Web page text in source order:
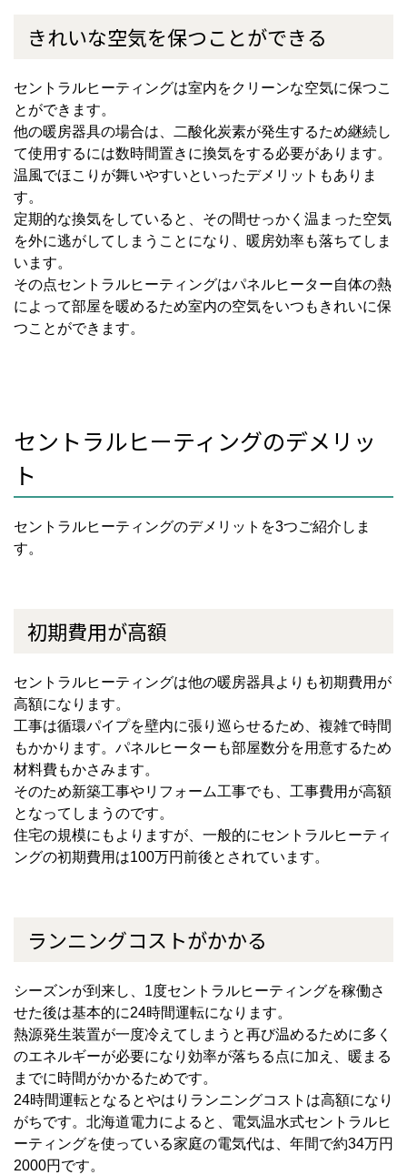
きれいな空気を保つことができる
セントラルヒーティングは室内をクリーンな空気に保つこ
とができます。
他の暖房器具の場合は、二酸化炭素が発生するため継続し
て使用するには数時間置きに換気をする必要があります。
温風でほこりが舞いやすいといったデメリットもありま
す。
定期的な換気をしていると、その間せっかく温まった空気
を外に逃がしてしまうことになり、暖房効率も落ちてしま
います。
その点セントラルヒーティングはパネルヒーター自体の熱
によって部屋を暖めるため室内の空気をいつもきれいに保
つことができます。
セントラルヒーティングのデメリッ
ト
セントラルヒーティングのデメリットを3つご紹介しま
す。
初期費用が高額
セントラルヒーティングは他の暖房器具よりも初期費用が
高額になります。
工事は循環パイプを壁内に張り巡らせるため、複雑で時間
もかかります。パネルヒーターも部屋数分を用意するため
材料費もかさみます。
そのため新築工事やリフォーム工事でも、工事費用が高額
となってしまうのです。
住宅の規模にもよりますが、一般的にセントラルヒーティ
ングの初期費用は100万円前後とされています。
ランニングコストがかかる
シーズンが到来し、1度セントラルヒーティングを稼働さ
せた後は基本的に24時間運転になります。
熱源発生装置が一度冷えてしまうと再び温めるために多く
のエネルギーが必要になり効率が落ちる点に加え、暖まる
までに時間がかかるためです。
24時間運転となるとやはりランニングコストは高額になり
がちです。北海道電力によると、電気温水式セントラルヒ
ーティングを使っている家庭の電気代は、年間で約34万円
2000円です。